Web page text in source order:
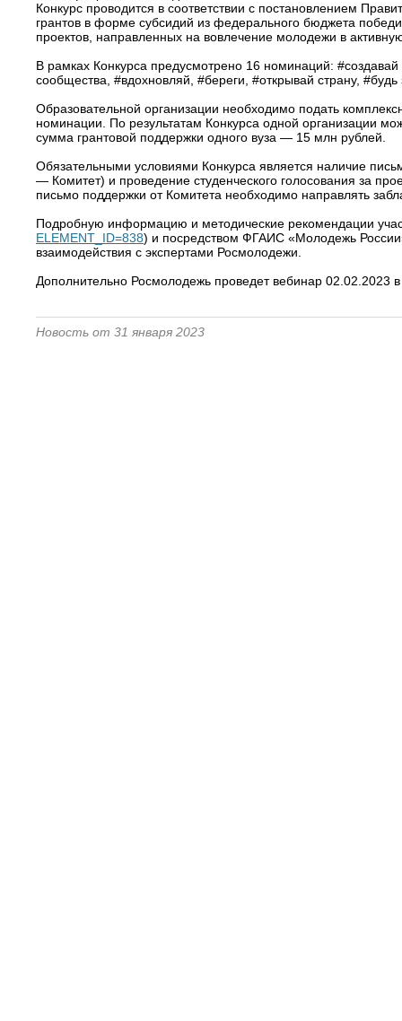
Конкурс проводится в соответствии с постановлением
грантов в форме субсидий из федерального бюджета
проектов, направленных на вовлечение молодежи в
В рамках Конкурса предусмотрено 16 номинаций:
сообщества, #вдохновляй, #береги, #открывай страну,
Образовательной организации необходимо подать
номинации. По результатам Конкурса одной организации
сумма грантовой поддержки одного вуза — 15 млн рублей.
Обязательными условиями Конкурса является наличие
— Комитет) и проведение студенческого голосования за
письмо поддержки от Комитета необходимо направлять
Подробную информацию и методические рекомендации
ELEMENT_ID=838) и посредством ФГАИС «Молодежь
взаимодействия с экспертами Росмолодежи.
Дополнительно Росмолодежь проведет вебинар 02.02.2023
Новость от 31 января 2023